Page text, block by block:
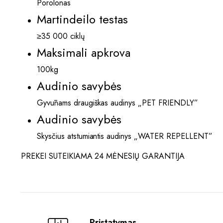
Porolonas
Martindeilo testas
≥35 000 ciklų
Maksimali apkrova
100kg
Audinio savybės
Gyvūnams draugiškas audinys „PET FRIENDLY”
Audinio savybės
Skysčius atstumiantis audinys „WATER REPELLENT”
PREKEI SUTEIKIAMA 24 MĖNESIŲ GARANTIJA